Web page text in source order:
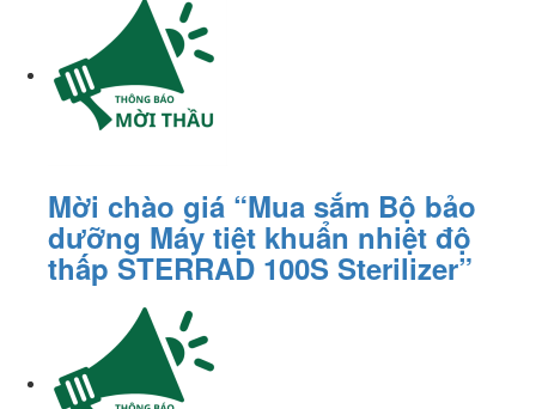
Mời chào giá “Mua sắm Bộ bảo
dưỡng Máy tiệt khuẩn nhiệt độ
thấp STERRAD 100S Sterilizer”